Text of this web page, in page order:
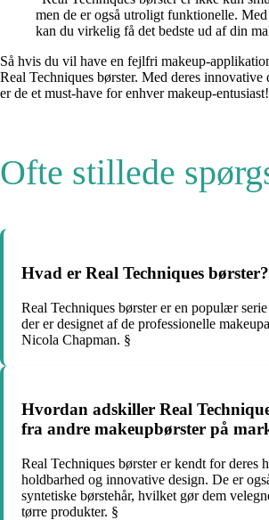
men de er også utroligt funktionelle. Med
kan du virkelig få det bedste ud af din
Så hvis du vil have en fejlfri makeup-
Real Techniques børster. Med deres
er de et must-have for enhver makeup-entusiast!
Ofte stillede
Hvad er Real Techniques børster?
Real Techniques børster er en populær
der er designet af de professionelle
Nicola Chapman. §
Hvordan adskiller Real
fra andre makeupbørster på
Real Techniques børster er kendt for deres
holdbarhed og innovative design. De er
syntetiske børstehår, hvilket gør dem
tørre produkter. §